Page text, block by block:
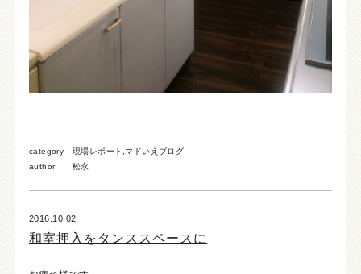
category 現場レポート ,マドいえブログ
author
松永
2016.10.02
和室押入をタンススペースに